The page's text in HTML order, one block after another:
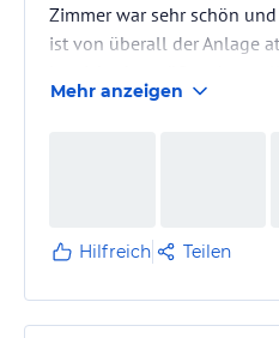
Zimmer war sehr schön
ist von überall der Anlage
da einige Zimmer einen
Ausflügen wurden wir
abgeholt. Alles in allem
Mehr anzeigen
Hilfreich Teilen